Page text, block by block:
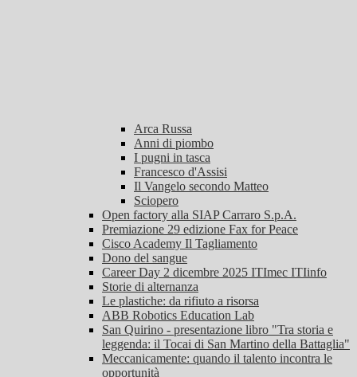
Arca Russa
Anni di piombo
I pugni in tasca
Francesco d'Assisi
Il Vangelo secondo Matteo
Sciopero
Open factory alla SIAP Carraro S.p.A.
Premiazione 29 edizione Fax for Peace
Cisco Academy Il Tagliamento
Dono del sangue
Career Day 2 dicembre 2025 ITImec ITIinfo
Storie di alternanza
Le plastiche: da rifiuto a risorsa
ABB Robotics Education Lab
San Quirino - presentazione libro "Tra storia e
leggenda: il Tocai di San Martino della Battaglia"
Meccanicamente: quando il talento incontra le
opportunità